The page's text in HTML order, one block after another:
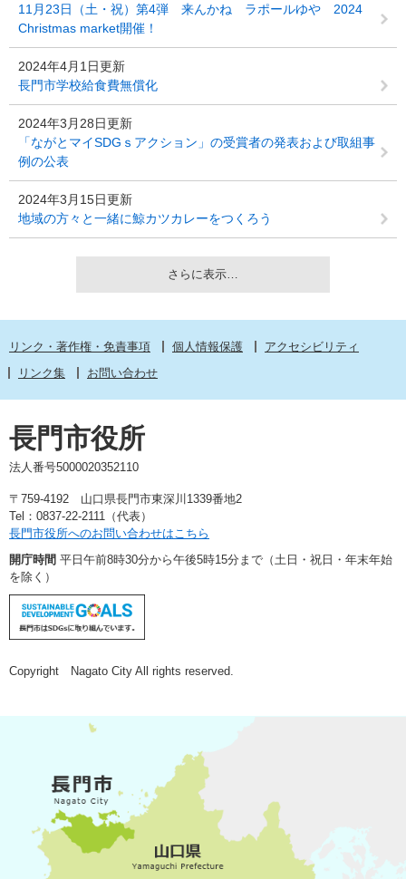
11月23日（土・祝）第4弾 来んかね ラポールゆや 2024
Christmas market開催！
2024年4月1日更新
長門市学校給食費無償化
2024年3月28日更新
「ながとマイSDGｓアクション」の受賞者の発表および取組事
例の公表
2024年3月15日更新
地域の方々と一緒に鯨カツカレーをつくろう
さらに表示…
リンク・著作権・免責事項 個人情報保護
アクセシビリティ
リンク集
お問い合わせ
長門市役所
法人番号5000020352110
〒759-4192 山口県長門市東深川1339番地2
Tel：0837-22-2111（代表）
長門市役所へのお問い合わせはこちら
開庁時間 平日午前8時30分から午後5時15分まで（土日・祝日・年末年始
を除く）
Copyright Nagato City All rights reserved.